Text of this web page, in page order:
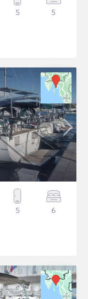
5 5
5 6